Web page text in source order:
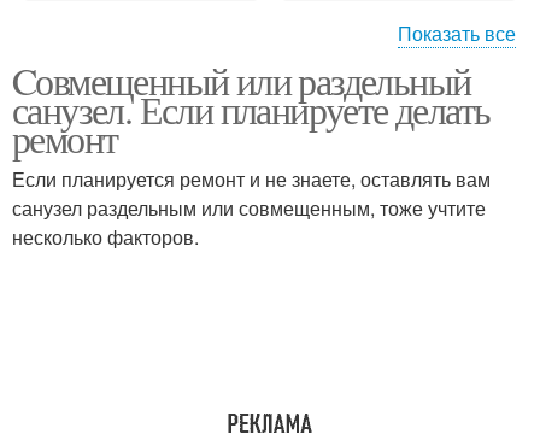
Санузел в квартире Санузел в частном доме
Санузел в хрущевке Санузел в новостройке
Показать все
Cовмещенный или раздельный
санузел. Если планируете делать
ремонт
Если планируется ремонт и не знаете, оставлять вам
санузел раздельным или совмещенным, тоже учтите
несколько факторов.